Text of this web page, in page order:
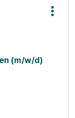
(m/w/d)